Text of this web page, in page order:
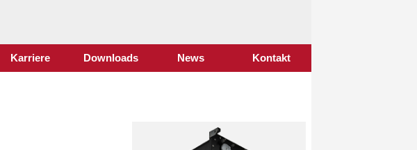
Karriere Downloads News Kontakt